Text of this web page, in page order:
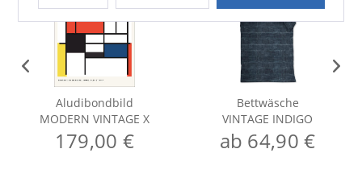
Aludibondbild
MODERN VINTAGE X
179,00 €
Bettwäsche
VINTAGE INDIGO
ab 64,90 €